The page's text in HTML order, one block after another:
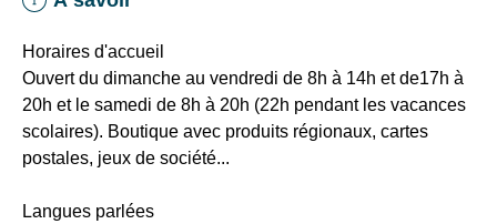
est
à
votre
disposition.
Horaires d'accueil
Ouvert du dimanche au vendredi de 8h à 14h et de17h à
20h et le samedi de 8h à 20h (22h pendant les vacances
scolaires). Boutique avec produits régionaux, cartes
postales, jeux de société...
Langues parlées